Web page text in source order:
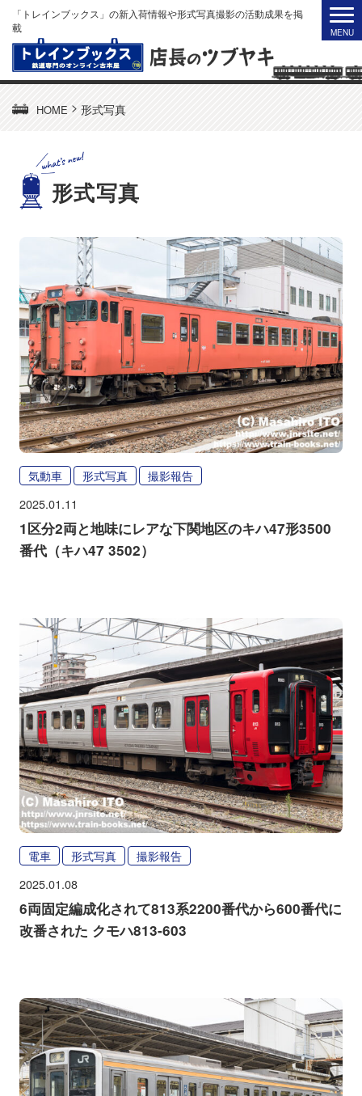
「トレインブックス」の新入荷情報や形式写真撮影の活動成果を掲
載
HOME > 形式写真
形式写真
気動車 形式写真 撮影報告
2025.01.11
1区分2両と地味にレアな下関地区のキハ47形3500
番代（キハ47 3502）
電車 形式写真 撮影報告
2025.01.08
6両固定編成化されて813系2200番代から600番代に
改番された クモハ813-603